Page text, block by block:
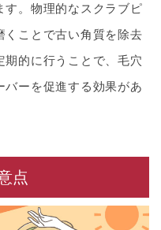
す。物理的なスクラブピ
くことで古い角質を除去
期的に行うことで、毛穴
ーを促進する効果があ
点